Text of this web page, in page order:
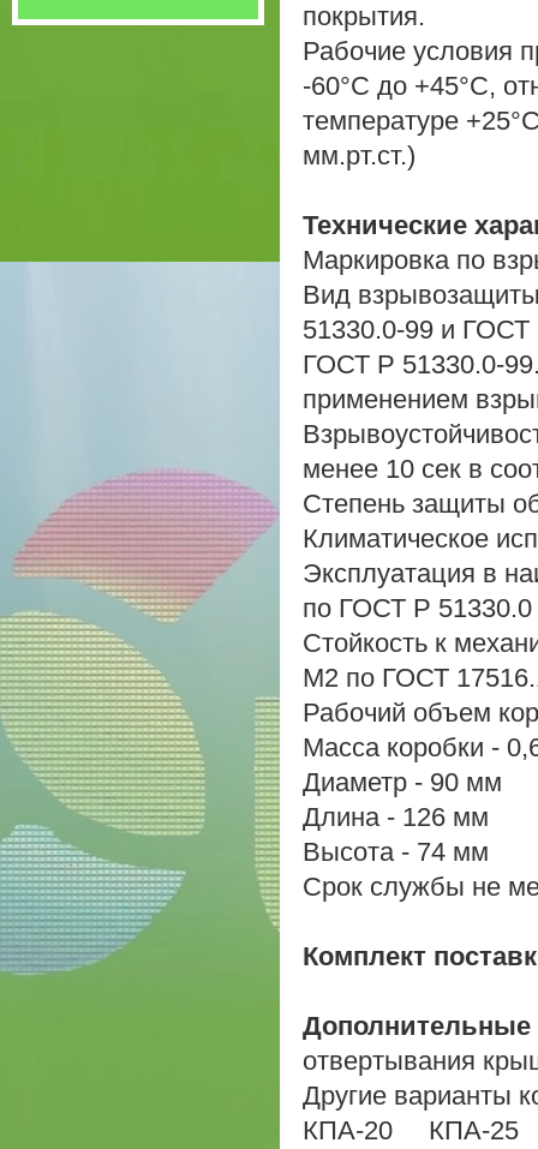
покрытия.
Рабочие условия
-60°С до +45°С,
температуре
мм.рт.ст.)
Технические
Маркировка по
Вид
51330.0-99 и ГОСТ
ГОСТ Р 51330.0-
применением
менее 10 сек в
Степень защиты
Климатическое
Эксплуатация в
по ГОСТ Р 51330.0
Стойкость к
М2 по ГОСТ
Рабочий объем
Масса коробки -
Диаметр - 90 мм
Длина - 126 мм
Высота - 74 мм
Срок службы не
Комплект
отвертывания
Другие варианты
КПА-20 КПА-25